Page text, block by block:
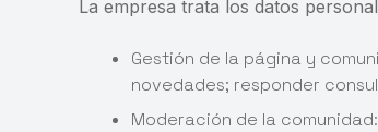
La empresa trata los datos
Gestión de la página y
novedades; responder
Moderación de la